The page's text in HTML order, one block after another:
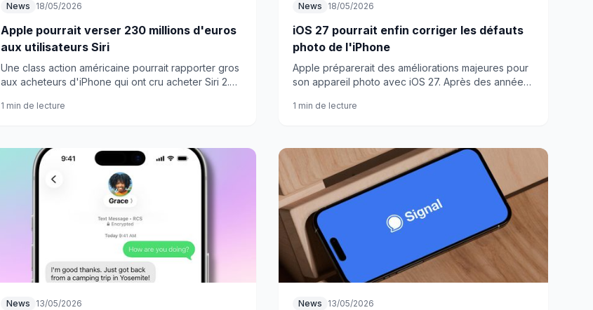
News 18/05/2026
Apple pourrait verser 230 millions d'euros
aux utilisateurs Siri
Une class action américaine pourrait rapporter gros
aux acheteurs d'iPhone qui ont cru acheter Siri 2.0.
1 min de lecture
News 18/05/2026
iOS 27 pourrait enfin corriger les défauts
photo de l'iPhone
Apple préparerait des améliorations majeures pour
son appareil photo avec iOS 27. Après des années
vraiment faire la différence ?
1 min de lecture
News 13/05/2026 News 13/05/2026